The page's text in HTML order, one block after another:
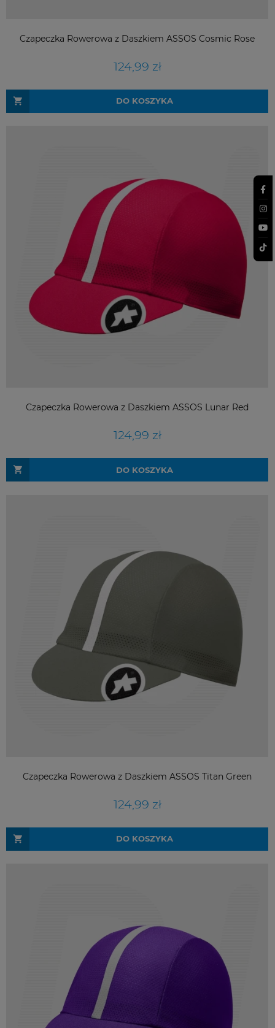
Czapeczka Rowerowa z Daszkiem ASSOS Cosmic Rose
124,99 zł
DO KOSZYKA
Czapeczka Rowerowa z Daszkiem ASSOS Lunar Red
124,99 zł
DO KOSZYKA
Czapeczka Rowerowa z Daszkiem ASSOS Titan Green
124,99 zł
DO KOSZYKA